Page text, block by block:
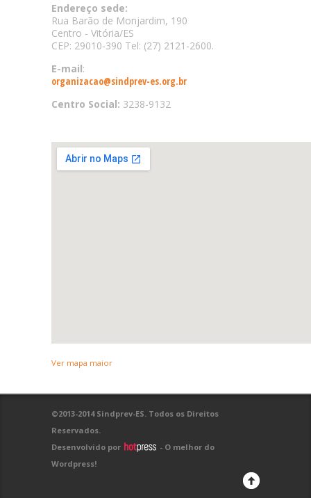
Endereço sede:
Rua Barão de Monjardim, 190
Centro - Vitória/ES
CEP: 29010-390 Tel: (27) 2121-2600.
E-mail:
organizacao@sindprev-es.org.br
Centro Social: 3238-9132
Ver mapa maior
©2013-2014 Sindprev-ES. Todos os Direitos
Reservados.
Desenvolvido por
- O melhor do
Wordpress!